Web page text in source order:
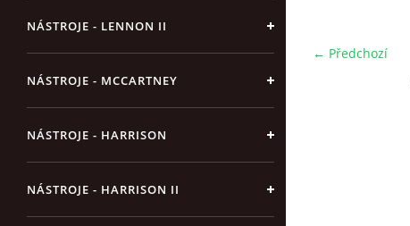
NÁSTROJE - LENNON II
NÁSTROJE - MCCARTNEY
NÁSTROJE - HARRISON
NÁSTROJE - HARRISON II
← Předchozí